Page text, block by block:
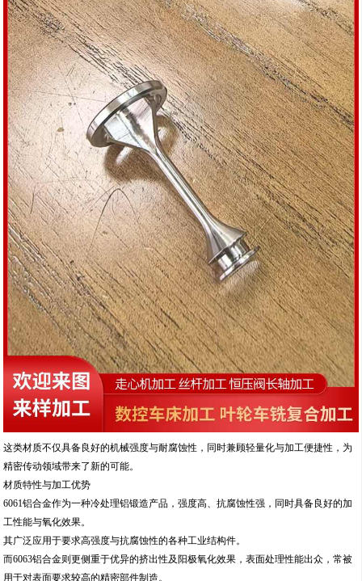
这类材质不仅具备良好的机械强度与耐腐蚀性，同时兼顾轻量化与加工便捷性，为
精密传动领域带来了新的可能。
材质特性与加工优势
6061铝合金作为一种冷处理铝锻造产品，强度高、抗腐蚀性强，同时具备良好的加
工性能与氧化效果。
其广泛应用于要求高强度与抗腐蚀性的各种工业结构件。
而6063铝合金则更侧重于优异的挤出性及阳极氧化效果，表面处理性能出众，常被
用于对表面要求较高的精密部件制造。